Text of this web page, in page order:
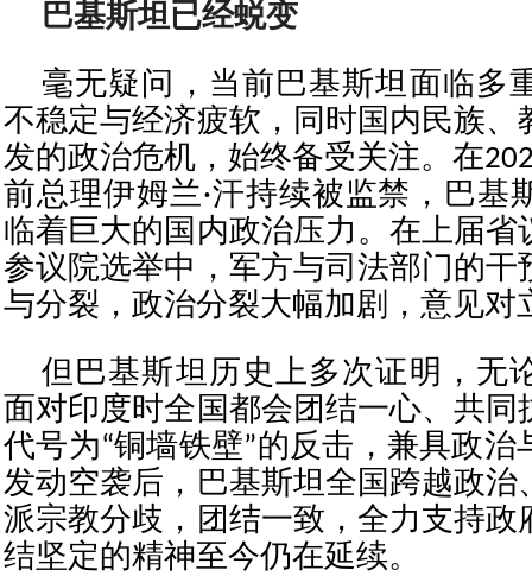
巴基斯坦已经蜕变
毫无疑问，当前巴基斯坦面临多
不稳定与经济疲软，同时国内民族、
发的政治危机，始终备受关注。在
前总理伊姆兰·汗持续被监禁，巴基
临着巨大的国内政治压力。在上届省
参议院选举中，军方与司法部门的干
与分裂，政治分裂大幅加剧，意见对
但巴基斯坦历史上多次证明，无
面对印度时全国都会团结一心、共同
代号为“铜墙铁壁”的反击，兼具政治
发动空袭后，巴基斯坦全国跨越政治
派宗教分歧，团结一致，全力支持政
结坚定的精神至今仍在延续。